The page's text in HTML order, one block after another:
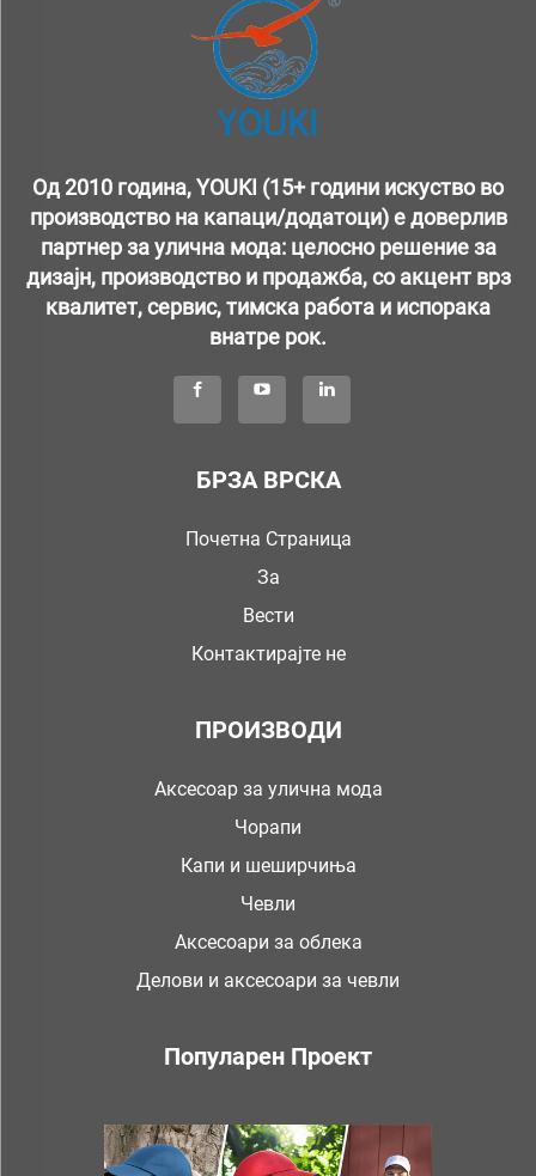
Од 2010 година, YOUKI (15+ години искуство во
производство на капаци/додатоци) е доверлив
партнер за улична мода: целосно решение за
дизајн, производство и продажба, со акцент врз
квалитет, сервис, тимска работа и испорака
внатре рок.
БРЗА ВРСКА
Почетна Страница
За
Вести
Контактирајте не
ПРОИЗВОДИ
Аксесоар за улична мода
Чорапи
Капи и шеширчиња
Чевли
Аксесоари за облека
Делови и аксесоари за чевли
Популарен Проект